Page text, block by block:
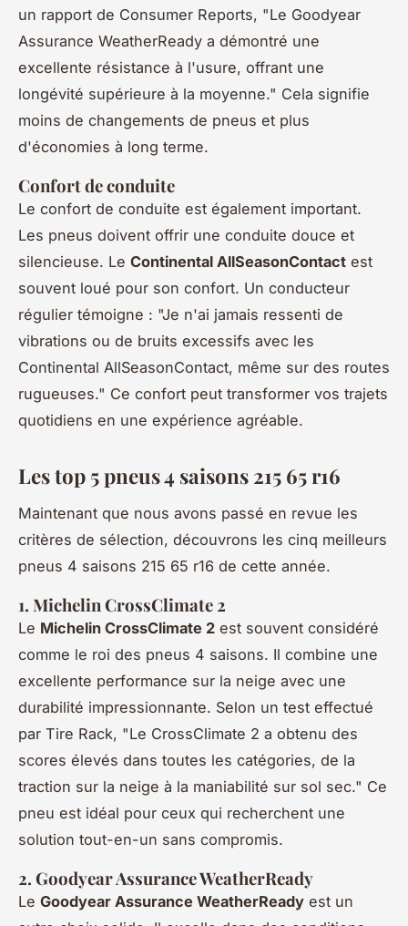
un rapport de Consumer Reports, "Le Goodyear
Assurance WeatherReady a démontré une
excellente résistance à l'usure, offrant une
longévité supérieure à la moyenne." Cela signifie
moins de changements de pneus et plus
d'économies à long terme.
Confort de conduite
Le confort de conduite est également important.
Les pneus doivent offrir une conduite douce et
silencieuse. Le Continental AllSeasonContact est
souvent loué pour son confort. Un conducteur
régulier témoigne : "Je n'ai jamais ressenti de
vibrations ou de bruits excessifs avec les
Continental AllSeasonContact, même sur des routes
rugueuses." Ce confort peut transformer vos trajets
quotidiens en une expérience agréable.
Les top 5 pneus 4 saisons 215 65 r16
Maintenant que nous avons passé en revue les
critères de sélection, découvrons les cinq meilleurs
pneus 4 saisons 215 65 r16 de cette année.
1. Michelin CrossClimate 2
Le Michelin CrossClimate 2 est souvent considéré
comme le roi des pneus 4 saisons. Il combine une
excellente performance sur la neige avec une
durabilité impressionnante. Selon un test effectué
par Tire Rack, "Le CrossClimate 2 a obtenu des
scores élevés dans toutes les catégories, de la
traction sur la neige à la maniabilité sur sol sec." Ce
pneu est idéal pour ceux qui recherchent une
solution tout-en-un sans compromis.
2. Goodyear Assurance WeatherReady
Le Goodyear Assurance WeatherReady est un